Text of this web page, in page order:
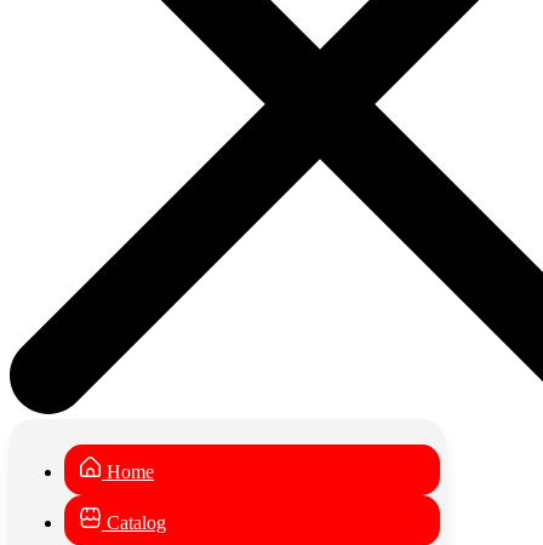
Home
Catalog